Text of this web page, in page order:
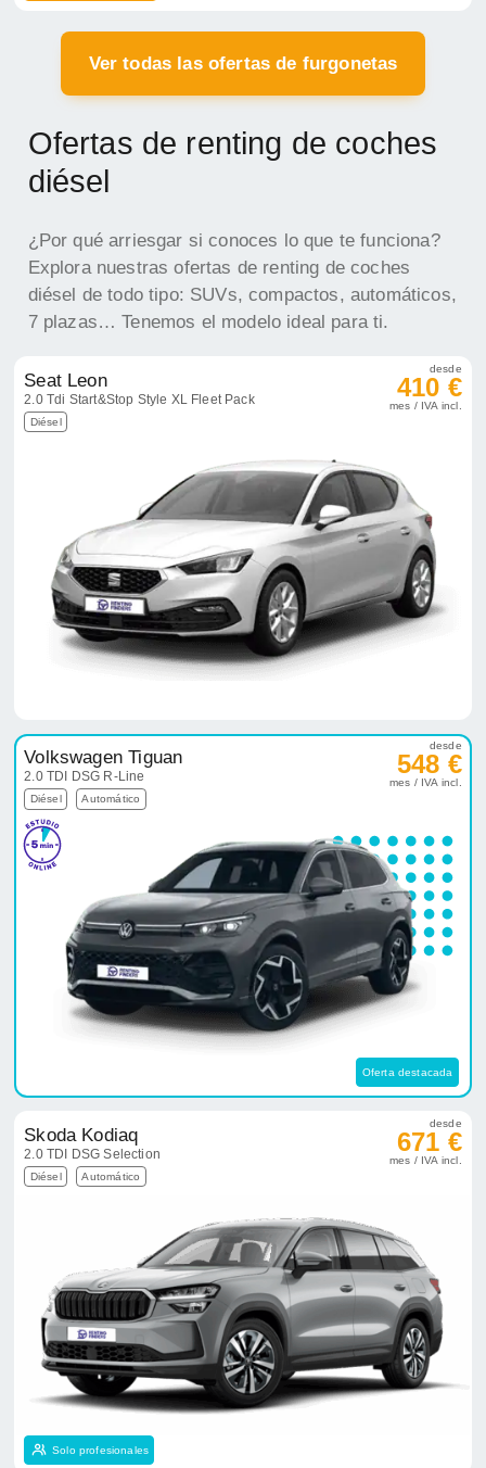
Ver todas las ofertas de furgonetas
Ofertas de renting de coches
diésel
¿Por qué arriesgar si conoces lo que te funciona?
Explora nuestras ofertas de renting de coches
diésel de todo tipo: SUVs, compactos, automáticos,
7 plazas… Tenemos el modelo ideal para ti.
Seat Leon
2.0 Tdi Start&Stop Style XL Fleet Pack
Diésel
desde
410 €
mes / IVA incl.
Volkswagen Tiguan
2.0 TDI DSG R-Line
Diésel Automático
desde
548 €
mes / IVA incl.
Oferta destacada
Skoda Kodiaq
2.0 TDI DSG Selection
Diésel Automático
desde
671 €
mes / IVA incl.
Solo profesionales